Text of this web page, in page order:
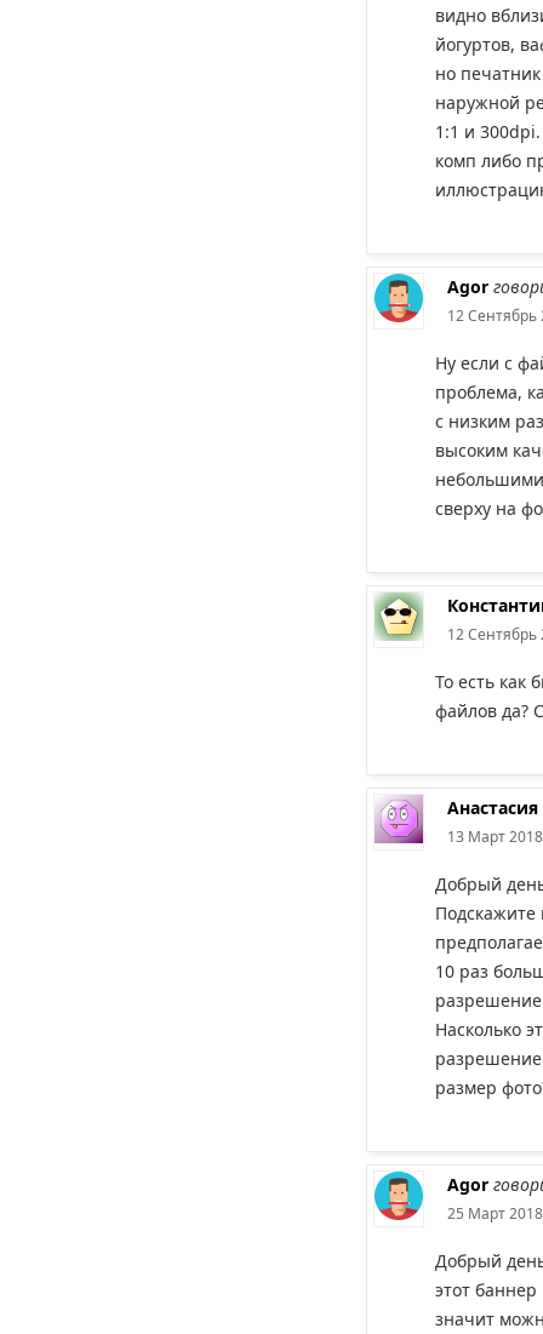
видно
йогуртов,
но
наружной
1:1 и
комп либо
Agor
12 Сентябрь
Ну если с
проблема,
с низким
высоким
сверху на
12 Сентябрь
То есть как
файлов да?
Анастасия
13 Март
Добрый
Подскажите
10 раз
Насколько
размер
Agor
25 Март
Добрый
этот баннер
значит